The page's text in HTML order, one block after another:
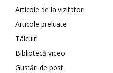
Articole de la vizitatori
Articole preluate
Tâlcuiri
Bibliotecă video
Gustări de post